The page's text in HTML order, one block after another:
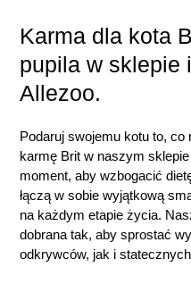
Karma dla kota
pupila w sklepie
Allezoo.
Podaruj swojemu kotu to,
karmę Brit w naszym
moment, aby wzbogacić
łączą w sobie wyjątkową
na każdym etapie życia.
dobrana tak, aby sprostać
odkrywców, jak i